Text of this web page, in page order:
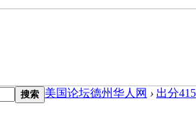
搜索 美国论坛德州华人网 › 出分